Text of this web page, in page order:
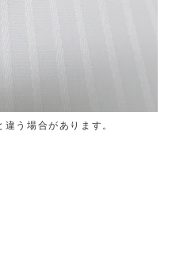
う場合があります。